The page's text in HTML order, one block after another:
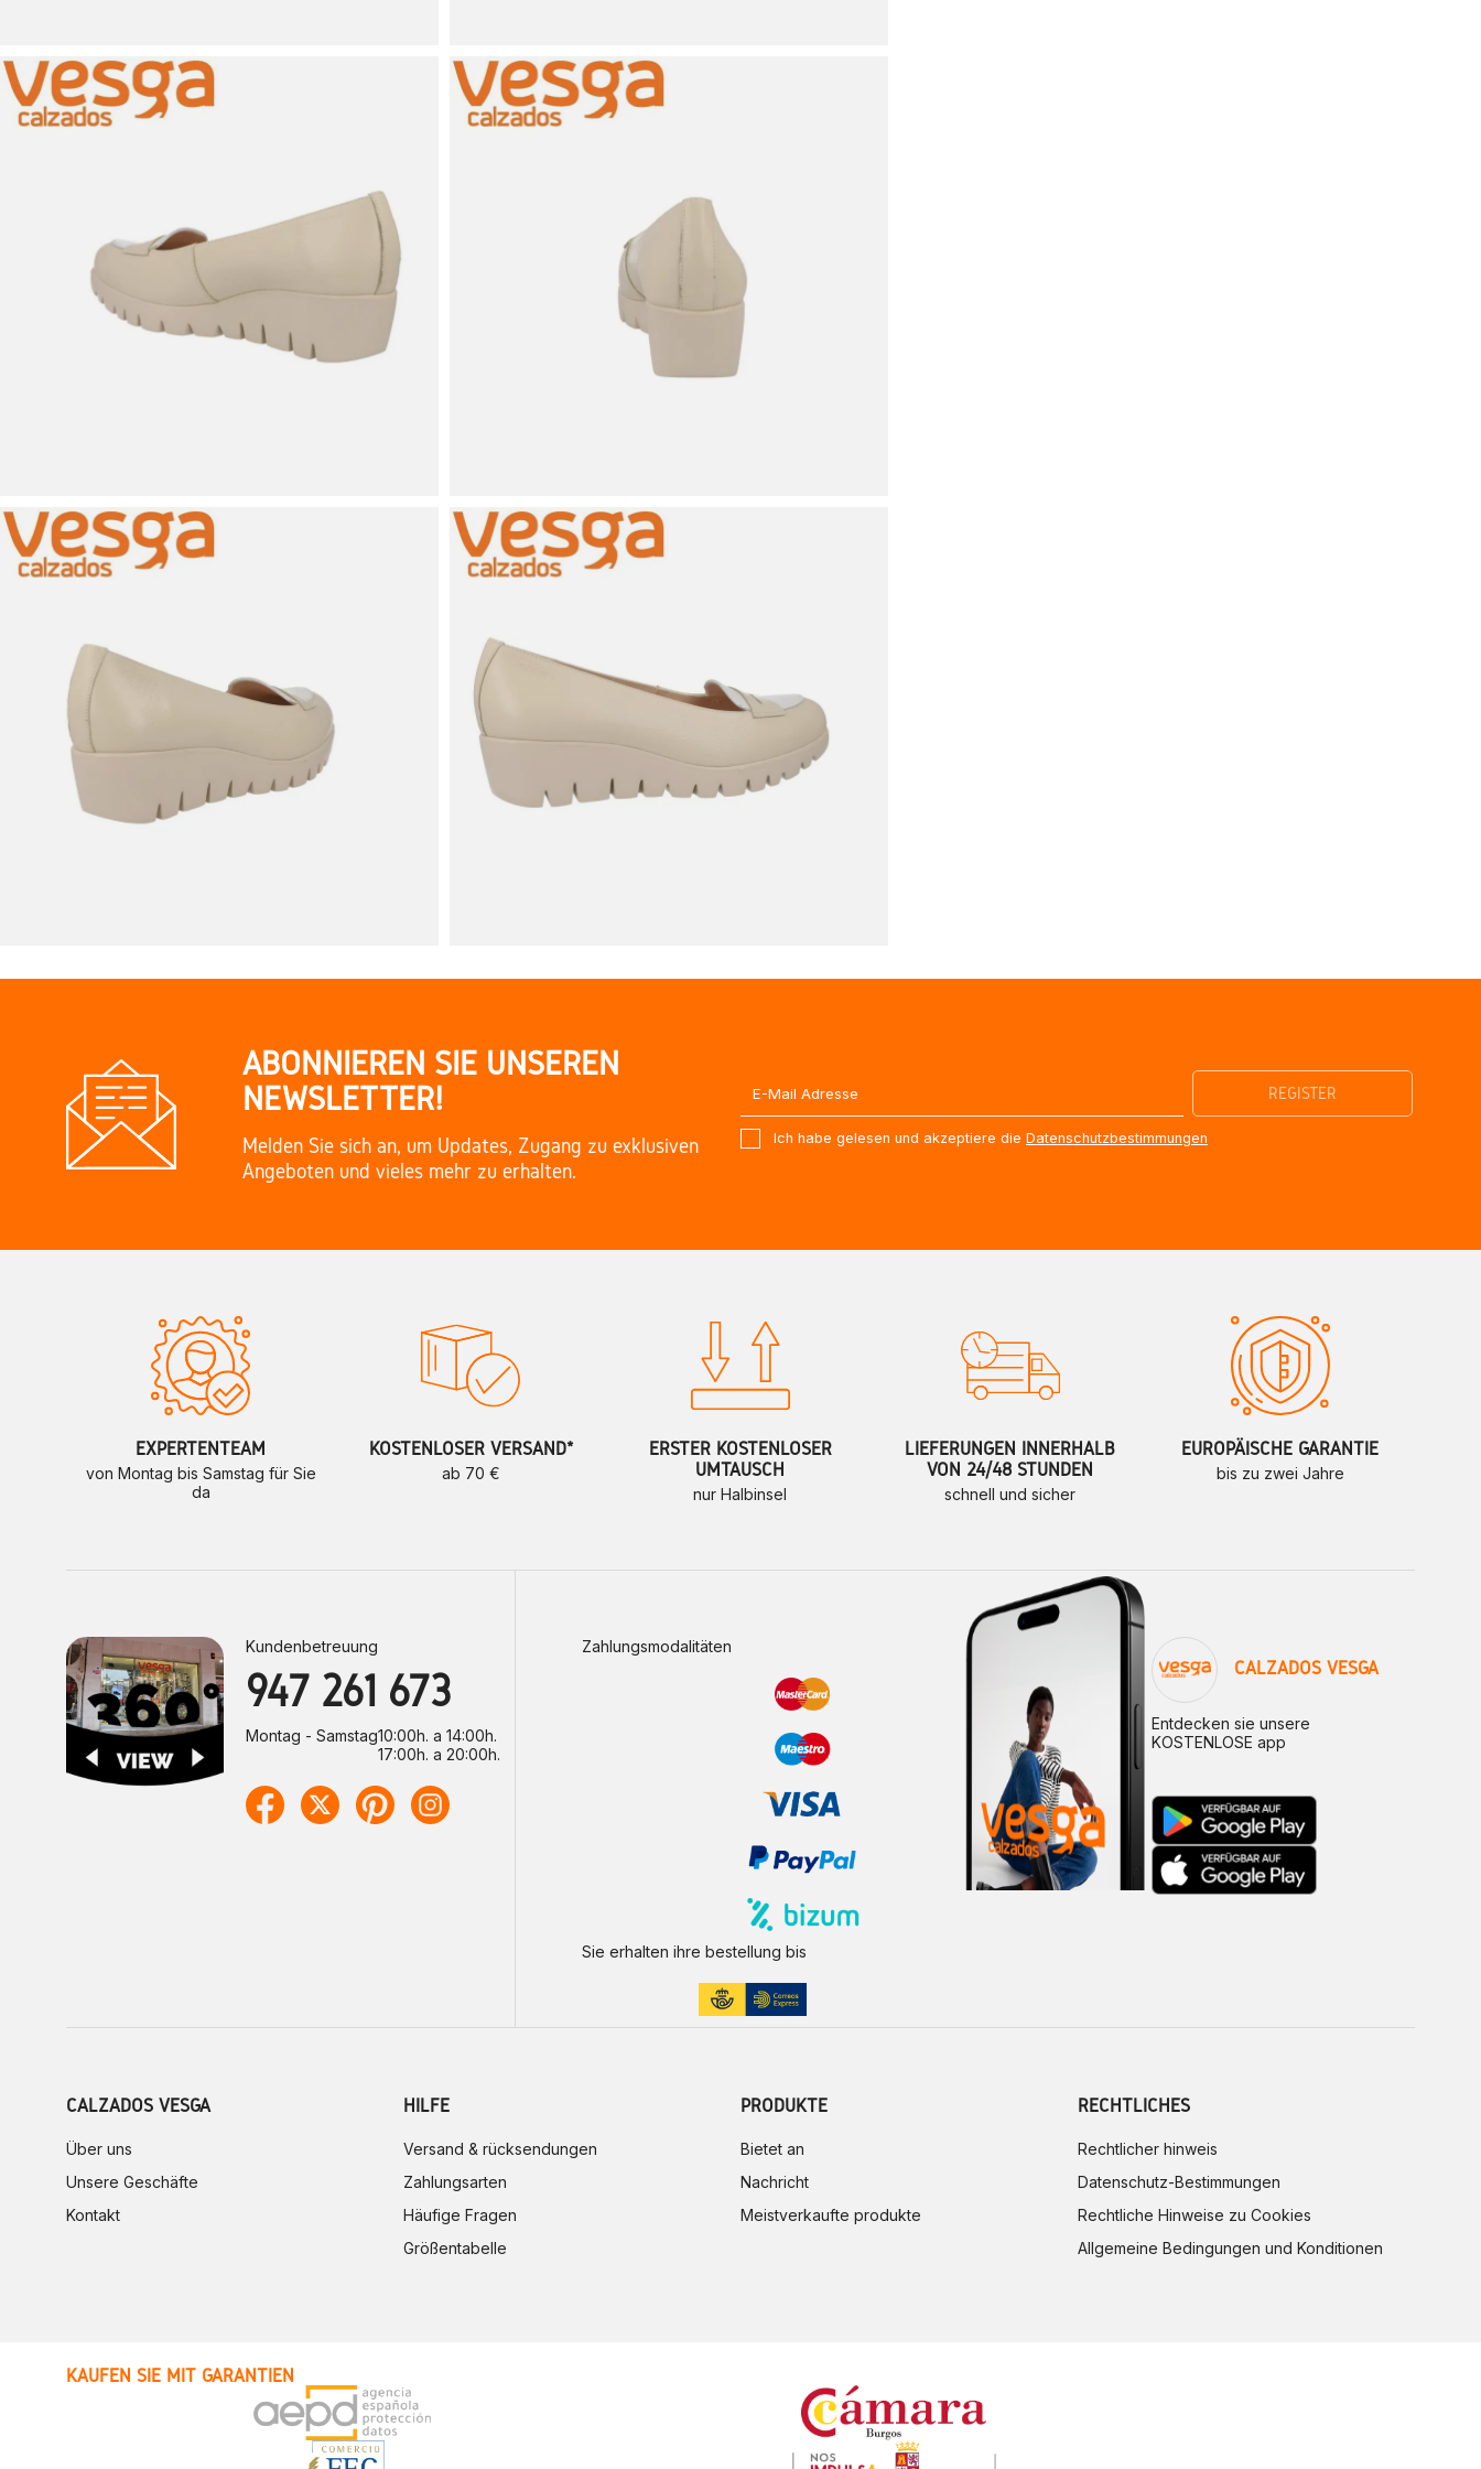
ABONNIEREN SIE UNSEREN
NEWSLETTER!
Melden Sie sich an, um Updates, Zugang zu exklusiven
Angeboten und vieles mehr zu erhalten.
Ich habe gelesen und akzeptiere die Datenschutzbestimmungen
EXPERTENTEAM
von Montag bis Samstag für Sie
da
KOSTENLOSER VERSAND*
ab 70 €
ERSTER KOSTENLOSER
UMTAUSCH
nur Halbinsel
LIEFERUNGEN INNERHALB
VON 24/48 STUNDEN
schnell und sicher
EUROPÄISCHE GARANTIE
bis zu zwei Jahre
Kundenbetreuung
947 261 673
Montag - Samstag10:00h. a 14:00h.
17:00h. a 20:00h.
Zahlungsmodalitäten
Sie erhalten ihre bestellung bis
CALZADOS VESGA
Entdecken sie unsere
KOSTENLOSE app
CALZADOS VESGA
Über uns
Unsere Geschäfte
Kontakt
HILFE
Versand & rücksendungen
Zahlungsarten
Häufige Fragen
Größentabelle
PRODUKTE
Bietet an
Nachricht
Meistverkaufte produkte
RECHTLICHES
Rechtlicher hinweis
Datenschutz-Bestimmungen
Rechtliche Hinweise zu Cookies
Allgemeine Bedingungen und Konditionen
KAUFEN SIE MIT GARANTIEN